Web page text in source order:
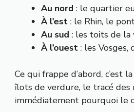
Au nord : le quartier
À l’est : le Rhin, le
Au sud : les toits de la
À l’ouest : les
Ce qui frappe d’abord, c’est
îlots de verdure, le tracé des
immédiatement pourquoi le